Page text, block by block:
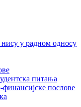
у радном односу
питања
послове